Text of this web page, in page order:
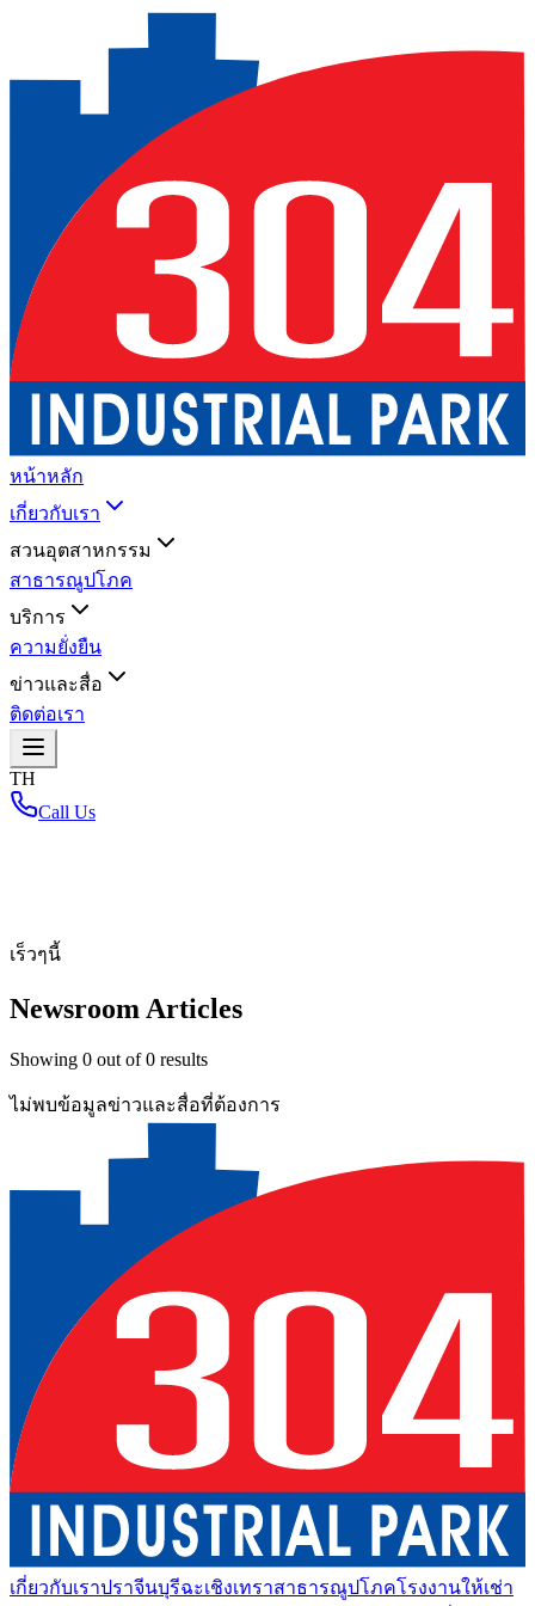
หน้าหลัก
เกี่ยวกับเรา
สวนอุตสาหกรรม
สาธารณูปโภค
บริการ
ความยั่งยืน
ข่าวและสื่อ
ติดต่อเรา
TH
Call Us
เร็วๆนี้
Newsroom Articles
Showing 0 out of0 results
ไม่พบข้อมูลข่าวและสื่อที่ต้องการ
เกี่ยวกับเราปราจีนบุรีฉะเชิงเทราสาธารณูปโภคโรงงานให้เช่า